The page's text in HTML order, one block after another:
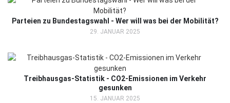
Parteien zu Bundestagswahl - Wer will was bei der Mobilität?
29. JANUAR 2025
Treibhausgas-Statistik - CO2-Emissionen im Verkehr
gesunken
15. JANUAR 2025